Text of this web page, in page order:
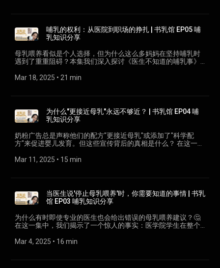
bundle/bundle12/ 】 💟线上哺乳课程《全母乳上班攻略》 【
线上哺乳课程《11天追奶攻略》 【
https://www.anggugu.com/course-bundle/bundle34/ 】 💟线
https://www.anggugu.com/course-bundle/bundle1234/ 】 💟
每个月一场的Zoom直播哺乳课 【
😮有哺乳疑问？ 跟我预约在Zoom聊吧 【
❄❄❄❄❄❄❄❄❄❄❄❄❄❄❄❄❄❄❄❄ My video production
tools: Sony ZV-1 【 https://shp.ee/nvf9tbf 】 Rode Lavalier
GO 【 https://shp.ee/i6w5rhf 】 Rode Wireless GO 【
https://shp.ee/gtqwfgf 】 Audient iD14 【
https://invol.co/cl6kj8z 】 Ulanzi Multifunction Table Top
Holder【 https://shp.ee/wyqtmwf 】 Credits: Video shooting
& editing & effects：Lily Yeoh BGM：Bossa Nova De
Anggugu Arranged by Lily Yeoh using Chuvosa loop by
误解与医疗知识缺口 • "宁可安全"建议背后的科学真相 • 区分泌
乳顾问与泌乳师的关键差异 • 如何在面对矛盾的医疗建议时做
出最佳决定 无论你是正在哺乳的妈妈，还是即将开始这段旅程
的准妈妈，这一集都将帮助你摆脱不必要的恐惧，基于科学而
非情绪做出最适合你和宝宝的决定。 📚《医生不知道的哺乳
事》作者：Jack Newman医生 & Andrea Polokova 🎙️主播：Lily
Yeoh，嗯咕咕创始人，前国际认证泌乳顾问 #母乳喂养 #哺乳
风险 #哺乳科学 #泌乳顾问 #嗯咕咕 #书乳馆 #LilyYeoh 想了解
💟线上哺乳课程《免费！全母乳迷你攻略》 【
哺乳课程《免费！追奶迷你课》 【
https://www.anggugu.com/l104-0001/ 】 💟线上哺乳课程
bundle/bundle12/ 】 💟线上哺乳课程《全母乳上班攻略》 【
https://www.anggugu.com/course-bundle/bundle123/ 】 💟
https://www.anggugu.com/course-bundle/bundle34/ 】 💟线
https://www.anggugu.com/appointment/ 】 📦有哺乳相关产
品要我测评？ Contact me for breastfeeding related product
review: lily@anggugu.com
❄❄❄❄❄❄❄❄❄❄❄❄❄❄❄❄❄❄❄❄ My video production
tools: Sony ZV-1 【 https://shp.ee/nvf9tbf 】 Rode Lavalier
GO 【 https://shp.ee/i6w5rhf 】 Rode Wireless GO 【
https://shp.ee/gtqwfgf 】 Audient iD14 【
https://invol.co/cl6kj8z 】 Ulanzi Multifunction Table Top
& editing & effects：Lily Yeoh BGM：Bossa Nova De
哺乳的权利：从医院到职场的挣扎 | 书乳馆 EP05 哺
乳知识分享
母乳喂养看似是个人选择，但为什么这么多妈妈在坚持哺乳时
遇到了重重阻碍？本集我们深入探讨《医生不知道的哺乳事》
们的哺乳权利，从医院的常规流程到职场的不友善环境，再到
挣扎。 更重要的是，我提供了实用策略帮助妈妈们在各种环境
中坚持哺乳权利：如何与医护人员有效沟通、在职场环境争取
哺乳支持、选择真正支持母乳喂养的月子中心等。每位妈妈都
应该获得准确的信息和适当的支持，而不是被恐惧和误解阻碍
哺乳旅程。 无论你是正在哺乳的妈妈，还是即将成为妈妈，甚
至是想要支持哺乳妈妈的家人或朋友，这一集都将帮助你理解
哺乳权利的重要性以及如何捍卫它们。 🔔 欢迎订阅书乳馆，与
我一起探索更多母乳喂养知识！ 💌 想了解更多哺乳资讯，可以
乳迷你攻略》 【 https://www.anggugu.com/free-mini-class-
https://www.anggugu.com/l104-0001/ 】 💟线上哺乳课程
《全母乳攻略》 【 https://www.anggugu.com/course-
https://www.anggugu.com/course-bundle/bundle123/ 】 💟
线上哺乳课程《11天追奶攻略》 【
上哺乳课程《从零开始的追奶攻略》 【
Mar 18, 2025 • 21 min
为什么"更接近母乳"永远不够近？ | 书乳馆 EP04 哺
乳知识分享
奶粉广告总是声称他们的配方"更接近母乳"或添加了"科学配
方"来促进婴儿发育。但这些宣传背后的真相是什么？ 在这一集
们将揭示那些精心设计的营销策略，探讨配方奶无法复制的母
宝年龄而变化（时间营养学） ✅ 特殊配方奶（如防吐奶配方）
背后的真相 ✅ 为什么关于母乳研究的争议常源于研究方法问题
无论您是正在哺乳、计划哺乳，还是因各种原因选择配方奶，
这一集都将帮助您理解母乳的独特价值，并在面对铺天盖地的
营销宣传时做出更明智的选择。 《书乳馆》是一档中文哺乳知
识播客，基于国际医学文献，由前IBCLC泌乳顾问Lily Yeoh制
作，为华语妈妈提供科学、实用的哺乳支持。 #母乳喂养 #配
方奶 #泌乳顾问 #育儿知识 #新手妈妈 💟线上哺乳课程《免
mini-class-enroll/ 】 💟线上哺乳课程《免费！追奶迷你课》 【
Mar 11, 2025 • 15 min
当医生说'停止母乳喂养'时，你需要知道的事情 | 书乳
馆 EP03 哺乳知识分享
为什么有时即使专业的医生也会给出错误的母乳喂养建议？🤔
在这一集中，我们揭示了一个惊人的事实：医学院学生在整个
日后的临床决策？ 💡 当医生建议你因为服用药物或其他原因停
Mar 4, 2025 • 16 min